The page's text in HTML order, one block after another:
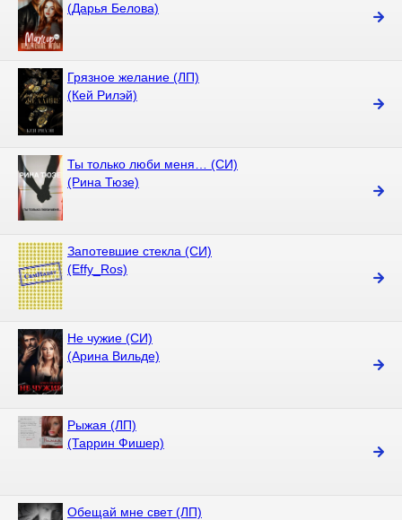
(Дарья Белова)
Грязное желание (ЛП)
(Кей Рилэй)
Ты только люби меня… (СИ)
(Рина Тюзе)
Запотевшие стекла (СИ)
(Effy_Ros)
Не чужие (СИ)
(Арина Вильде)
Рыжая (ЛП)
(Таррин Фишер)
Обещай мне свет (ЛП)